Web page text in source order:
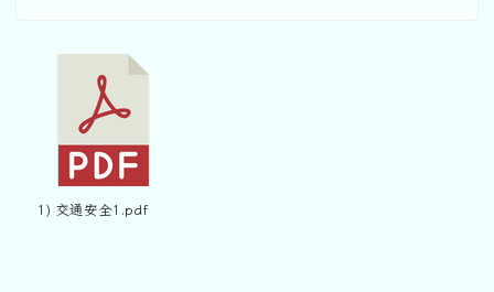
1) 交通安全1.pdf